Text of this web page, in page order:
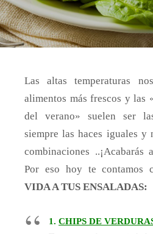
Las altas temperaturas
alimentos más frescos y las
del verano» suelen ser
siempre las haces iguales y
combinaciones ..¡Acabarás
Por eso hoy te contamos
VIDA A TUS ENSALADAS:
1. CHIPS DE